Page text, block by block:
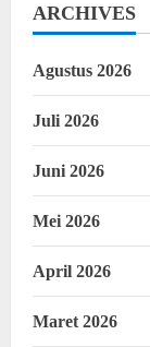
ARCHIVES
Agustus 2026
Juli 2026
Juni 2026
Mei 2026
April 2026
Maret 2026